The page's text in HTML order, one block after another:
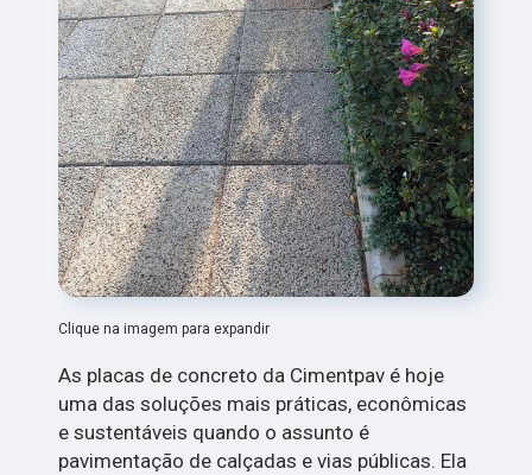
Clique na imagem para expandir
As placas de concreto da Cimentpav é hoje
uma das soluções mais práticas, econômicas
e sustentáveis quando o assunto é
pavimentação de calçadas e vias públicas. Ela